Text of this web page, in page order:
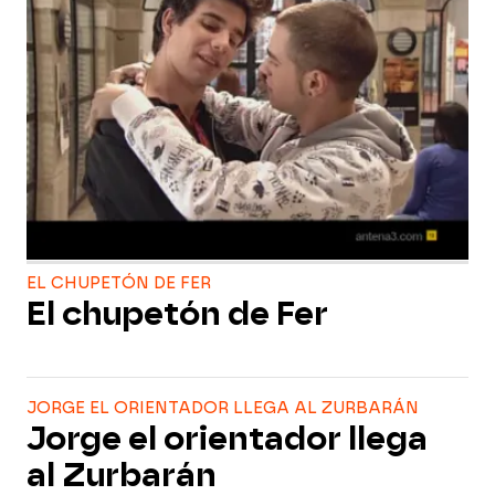
EL CHUPETÓN DE FER
El chupetón de Fer
JORGE EL ORIENTADOR LLEGA AL ZURBARÁN
Jorge el orientador llega
al Zurbarán